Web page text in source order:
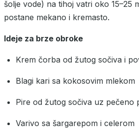
šolje vode) na tihoj vatri oko 15–25
postane mekano i kremasto.
Ideje za brze obroke
Krem čorba od žutog sočiva i
Blagi kari sa kokosovim mlekom
Pire od žutog sočiva uz pečeno
Varivo sa šargarepom i celerom